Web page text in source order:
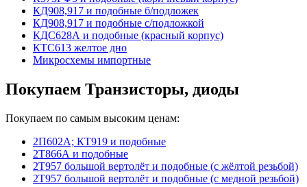
КД908,917 и подобные б/подложек
КД908,917 и подобные с/подложкой
КДС628А и подобные (красный корпус)
КТС613 желтое дно
Микросхемы импортные
Покупаем Транзисторы, диоды
Покупаем по самым высоким ценам:
2П602А; КТ919 и подобные
2Т866А и подобные
2Т957 большой вертолёт и подобные (с жёлтой резьбой)
2Т957 большой вертолёт и подобные (с медной резьбой)